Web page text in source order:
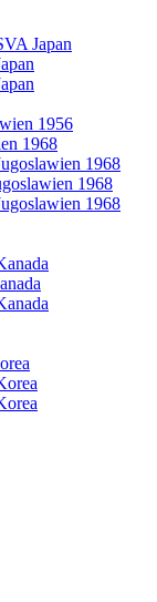
Japan
1956
1968
1968
1968
1968